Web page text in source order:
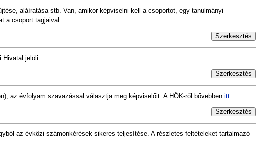
aláíratása stb. Van, amikor képviselni kell a csoportot, egy tanulmányi
a csoport tagjaival.
Szerkesztés
jelöli.
Szerkesztés
az évfolyam szavazással választja meg képviselőit. A HÖK-ről bővebben itt.
Szerkesztés
az évközi számonkérések sikeres teljesítése. A részletes feltételeket tartalmazó